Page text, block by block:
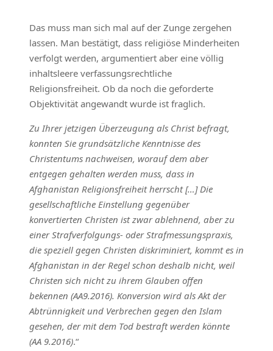
Das muss man sich mal auf der Zunge zergehen
lassen. Man bestätigt, dass religiöse Minderheiten
verfolgt werden, argumentiert aber eine völlig
inhaltsleere verfassungsrechtliche
Religionsfreiheit. Ob da noch die geforderte
Objektivität angewandt wurde ist fraglich.
Zu Ihrer jetzigen Überzeugung als Christ befragt,
konnten Sie grundsätzliche Kenntnisse des
Christentums nachweisen, worauf dem aber
entgegen gehalten werden muss, dass in
Afghanistan Religionsfreiheit herrscht […] Die
gesellschaftliche Einstellung gegenüber
konvertierten Christen ist zwar ablehnend, aber zu
einer Strafverfolgungs- oder Strafmessungspraxis,
die speziell gegen Christen diskriminiert, kommt es in
Afghanistan in der Regel schon deshalb nicht, weil
Christen sich nicht zu ihrem Glauben offen
bekennen (AA9.2016). Konversion wird als Akt der
Abtrünnigkeit und Verbrechen gegen den Islam
gesehen, der mit dem Tod bestraft werden könnte
(AA 9.2016).“